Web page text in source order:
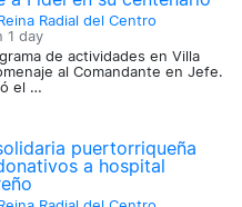
Radial del Centro
1 day
de actividades en Villa
al Comandante en Jefe.
el …
puertorriqueña
a hospital